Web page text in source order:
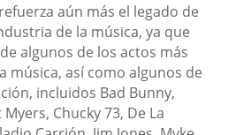
aún más el legado de
de la música, ya que
algunos de los actos más
música, así como algunos de
incluidos Bad Bunny,
Chucky 73, De La